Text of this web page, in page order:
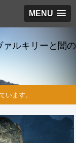
MENU
ァルキリーと闇の
います。